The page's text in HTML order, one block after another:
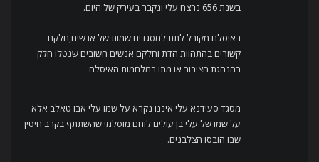
בשנת 656 נרצח עלי ונקבר בעירק של היום.
באיסלם מקובל לתת למסגדים שמות של אנשים,חלקם
קשורים בהתהוות הדת וחלקם אנשים חשובים שנטלו חלק
בהנהגת הציבור או מתו במלחמות האיסלם.
מסגד סעידנא עלי איננו נקרא על שמו עלי אבו טאלב אלא
על שמו של עלי בן עולים לוחם מוסלמי שהשתתף בקרב חיטין
שבו הובסו הצלבנים.